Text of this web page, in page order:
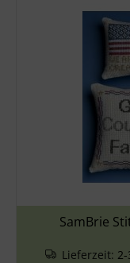
SamBrie
Lieferzeit: